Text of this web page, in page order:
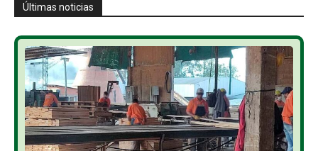
Últimas noticias